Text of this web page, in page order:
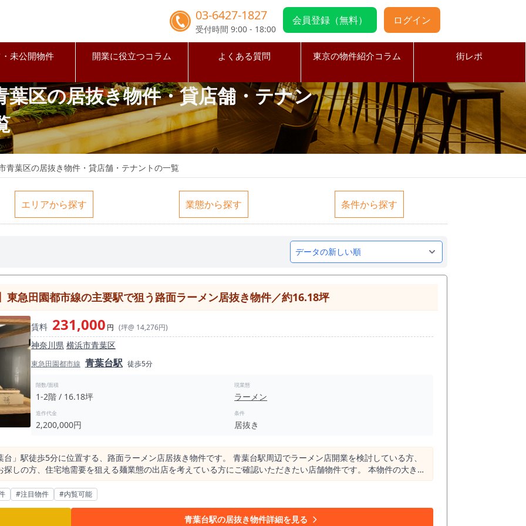
03-6427-1827
受付時間 9:00 - 18:00
会員登録（無料） ログイン
未公開物件 開業に役立つコラム よくある質問 東京の物件紹介コラム 街レポ
葉区の居抜き物件・貸店舗・テナン
青葉区の居抜き物件・貸店舗・テナントの一覧
エリアから探す 業態から探す 条件から探す
東急田園都市線の主要駅で狙う路面ラーメン居抜き物件／約16.18坪
賃料 231,000 円 (坪@ 14,276円)
神奈川県 横浜市青葉区
東急田園都市線 青葉台駅 徒歩5分
階数/面積
1-2階 / 16.18坪
現業態
ラーメン
造作代金
2,200,000円
条件
居抜き
」駅徒歩5分に位置する、路面ラーメン店居抜き物件です。 青葉台駅周辺でラーメン店開業を検討している方、
方、住宅地需要を狙える麺業態の出店を考えている方にご確認いただきたい店舗物件です。 本物件の大きな
「青葉台」駅徒歩5分という立地です。 青葉台駅は1日平均乗降人員が約10万人規模の駅で、田園都市線沿線の
前には商業施設やテナントビルが集まり、周辺には住宅地が広がるため、駅利用者、近隣住民、買い物客、学生、
でありながら、駅前には一定の商業集積が見られる街です。
物件ではなく、駅前商業エリアから飲食店が並ぶ導線上で出店を検討できる点が特徴です。 駅周辺には横浜ラー
#注目物件 #内覧可能
青葉台駅の居抜き物件詳細を見る